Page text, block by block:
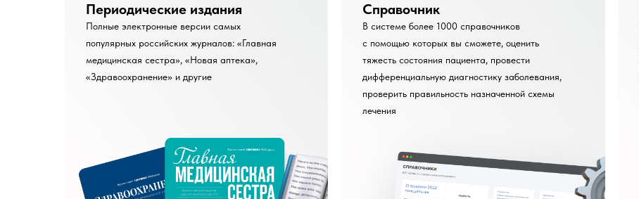
Периодические издания
Полные электронные версии самых
популярных российских журналов: «Главная
медицинская сестра», «Новая аптека»,
«Здравоохранение» и другие
Справочник
В системе более 1000 справочников
с помощью которых вы сможете, оценить
тяжесть состояния пациента, провести
дифференциальную диагностику заболевания,
проверить правильность назначенной схемы
лечения